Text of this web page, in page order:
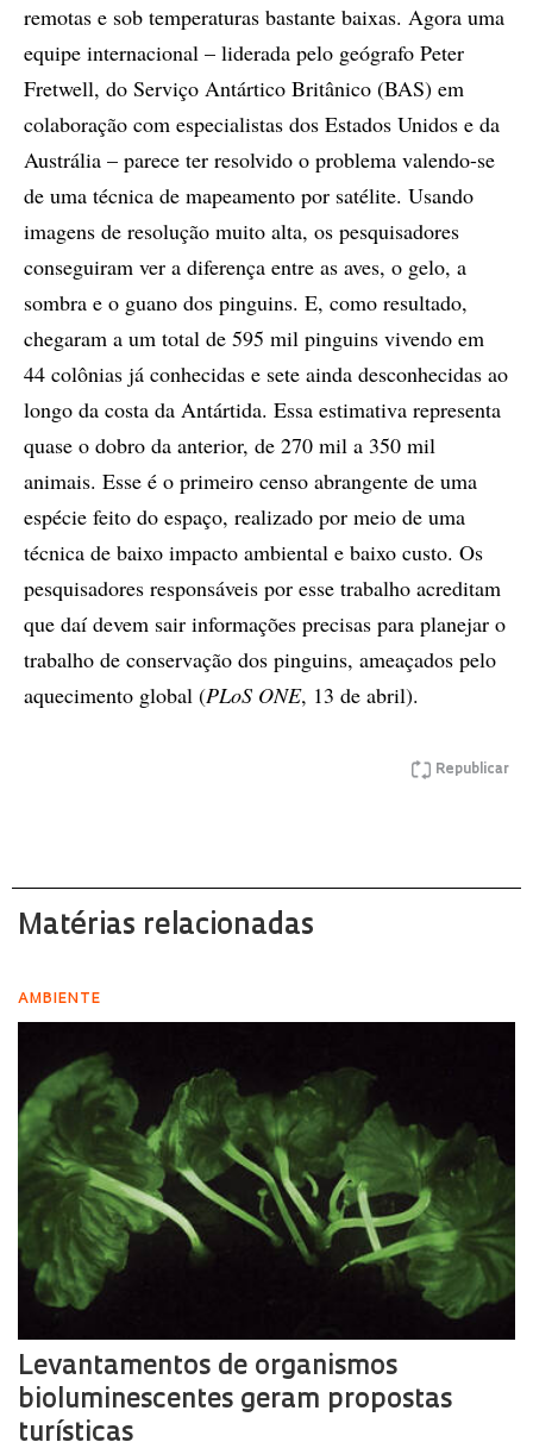
remotas e sob temperaturas bastante baixas. Agora uma
equipe internacional – liderada pelo geógrafo Peter
Fretwell, do Serviço Antártico Britânico (BAS) em
colaboração com especialistas dos Estados Unidos e da
Austrália – parece ter resolvido o problema valendo-se
de uma técnica de mapeamento por satélite. Usando
imagens de resolução muito alta, os pesquisadores
conseguiram ver a diferença entre as aves, o gelo, a
sombra e o guano dos pinguins. E, como resultado,
chegaram a um total de 595 mil pinguins vivendo em
44 colônias já conhecidas e sete ainda desconhecidas ao
longo da costa da Antártida. Essa estimativa representa
quase o dobro da anterior, de 270 mil a 350 mil
animais. Esse é o primeiro censo abrangente de uma
espécie feito do espaço, realizado por meio de uma
técnica de baixo impacto ambiental e baixo custo. Os
pesquisadores responsáveis por esse trabalho acreditam
que daí devem sair informações precisas para planejar o
trabalho de conservação dos pinguins, ameaçados pelo
aquecimento global (PLoS ONE, 13 de abril).
Republicar